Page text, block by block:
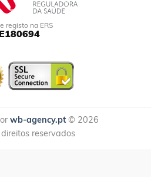
registo na ERS
E180694
wb-agency.pt© 2026
reservados